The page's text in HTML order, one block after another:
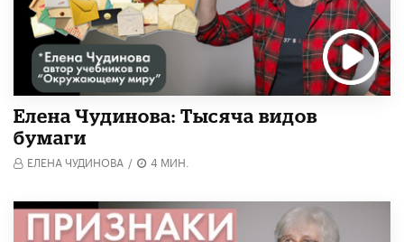
Елена Чудинова: Тысяча видов
бумаги
ЕЛЕНА ЧУДИНОВА / 4 МИН.